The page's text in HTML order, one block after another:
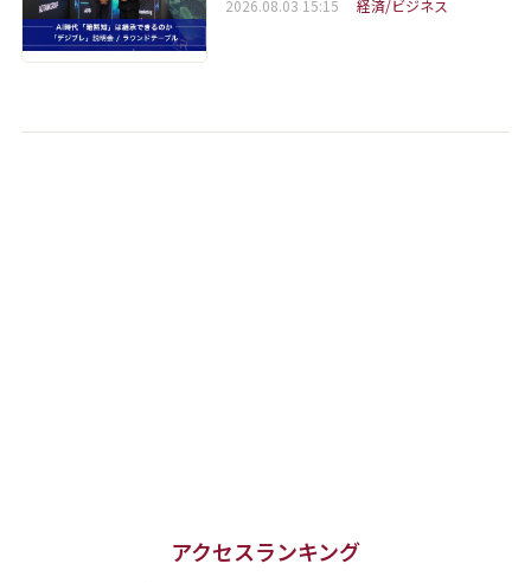
2026.08.03 15:15 経済/ビジネス
アクセスランキング